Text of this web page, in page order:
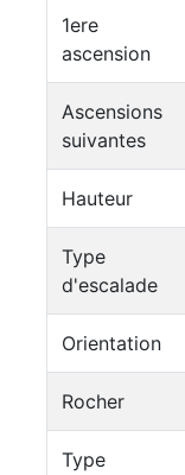
1ere
ascension
Ascensions
suivantes
Hauteur
Type
d'escalade
Orientation
Rocher
Type